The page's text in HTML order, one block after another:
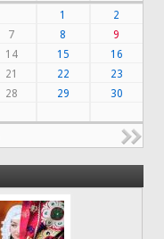
1
2
7 8
9
14 15
16
21 22
23
28 29
30